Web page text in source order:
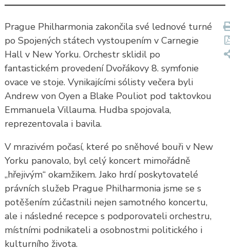
Prague Philharmonia zakončila své lednové turné
po Spojených státech vystoupením v Carnegie
Hall v New Yorku. Orchestr sklidil po
fantastickém provedení Dvořákovy 8. symfonie
ovace ve stoje. Vynikajícími sólisty večera byli
Andrew von Oyen a Blake Pouliot pod taktovkou
Emmanuela Villauma. Hudba spojovala,
reprezentovala i bavila.
V mrazivém počasí, které po sněhové bouři v New
Yorku panovalo, byl celý koncert mimořádně
„hřejivým“ okamžikem. Jako hrdí poskytovatelé
právních služeb Prague Philharmonia jsme se s
potěšením zúčastnili nejen samotného koncertu,
ale i následné recepce s podporovateli orchestru,
místními podnikateli a osobnostmi politického i
kulturního života.